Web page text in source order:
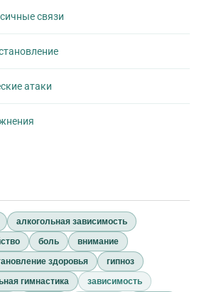
связи
атаки
алкогольная зависимость
боль
внимание
здоровья
гипноз
гимнастика
зависимость